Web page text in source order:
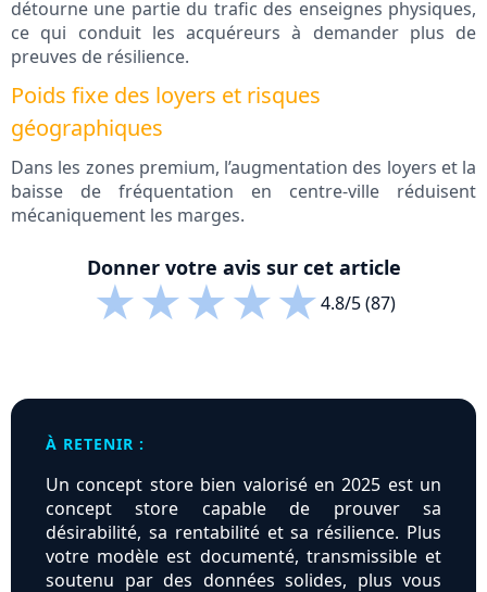
détourne une partie du trafic des enseignes physiques,
ce qui conduit les acquéreurs à demander plus de
preuves de résilience.
Poids fixe des loyers et risques
géographiques
Dans les zones premium, l’augmentation des loyers et la
baisse de fréquentation en centre-ville réduisent
mécaniquement les marges.
Donner votre avis sur cet article
★★★★★4.8/5 (87)
À RETENIR :
Un concept store bien valorisé en 2025 est un
concept store capable de prouver sa
désirabilité, sa rentabilité et sa résilience. Plus
votre modèle est documenté, transmissible et
soutenu par des données solides, plus vous